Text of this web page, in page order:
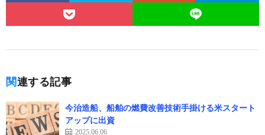
関連する記事
今治造船、船舶の燃費改善技術手掛ける米スタート
アップに出資
2025.06.06